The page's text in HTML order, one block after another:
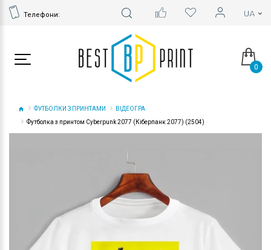
Телефони:
0
ФУТБОЛКИ З ПРИНТАМИ
ВІДЕОГРА
Футболка з принтом Cyberpunk 2077 (Кіберпанк 2077) (2504)